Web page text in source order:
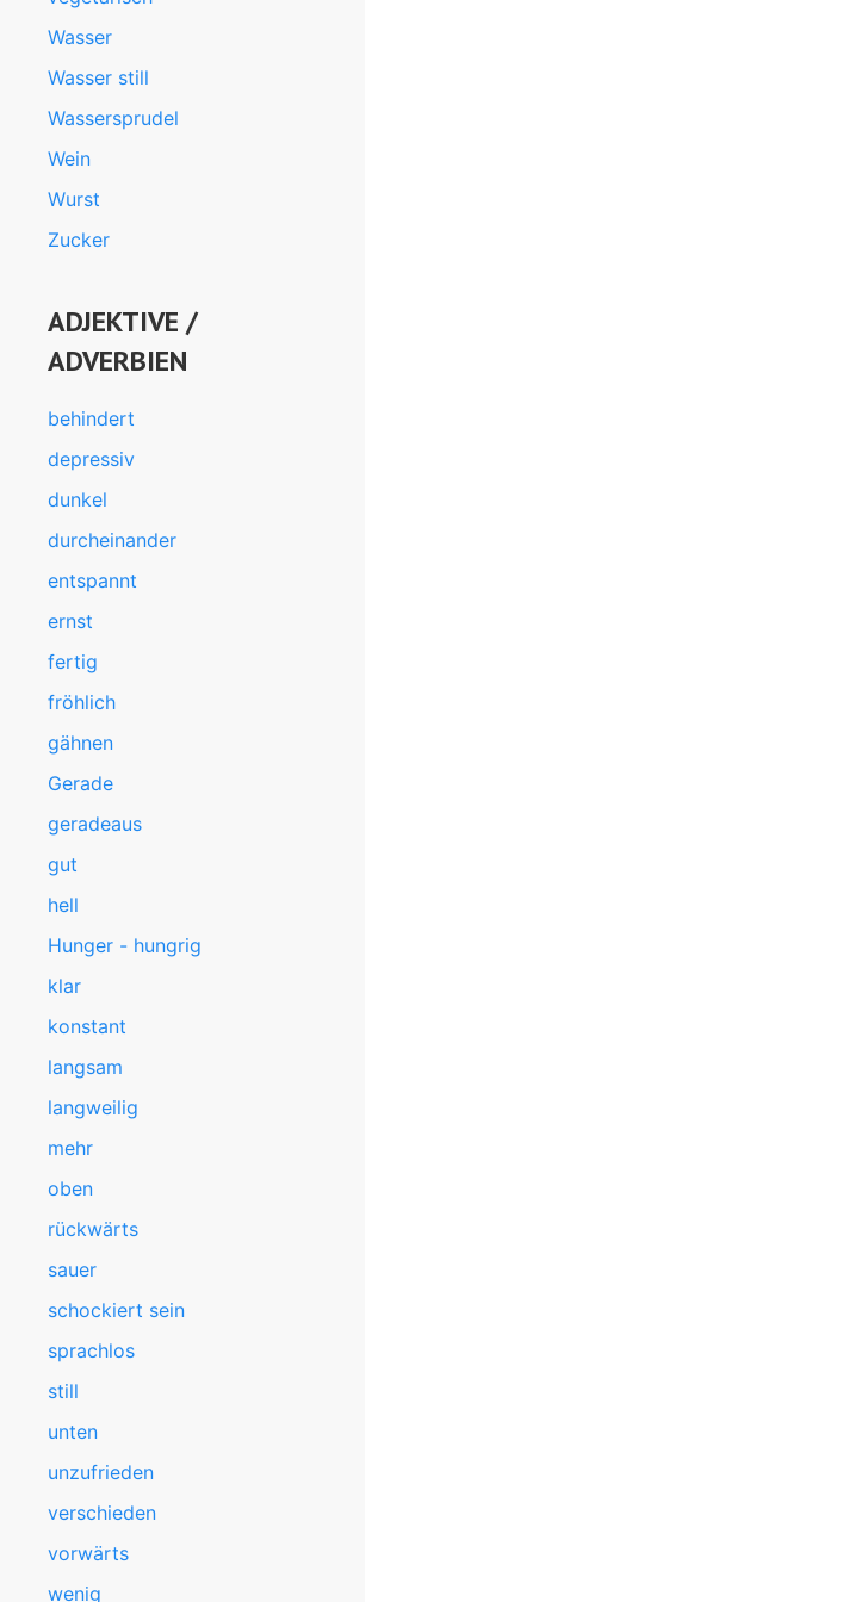
Wasser
Wasser still
Wassersprudel
Wein
Wurst
Zucker
ADJEKTIVE /
ADVERBIEN
behindert
depressiv
dunkel
durcheinander
entspannt
ernst
fertig
fröhlich
gähnen
Gerade
geradeaus
gut
hell
Hunger - hungrig
klar
konstant
langsam
langweilig
mehr
oben
rückwärts
sauer
schockiert sein
sprachlos
still
unten
unzufrieden
verschieden
vorwärts
wenig